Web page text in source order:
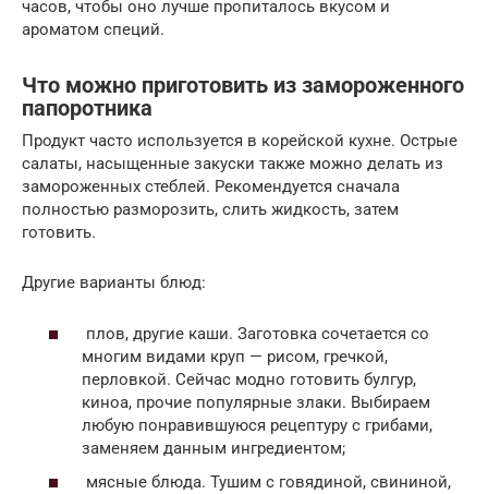
часов, чтобы оно лучше пропиталось вкусом и
ароматом специй.
Что можно приготовить из замороженного
папоротника
Продукт часто используется в корейской кухне. Острые
салаты, насыщенные закуски также можно делать из
замороженных стеблей. Рекомендуется сначала
полностью разморозить, слить жидкость, затем
готовить.
Другие варианты блюд:
плов, другие каши. Заготовка сочетается со
многим видами круп — рисом, гречкой,
перловкой. Сейчас модно готовить булгур,
киноа, прочие популярные злаки. Выбираем
любую понравившуюся рецептуру с грибами,
заменяем данным ингредиентом;
мясные блюда. Тушим с говядиной, свининой,